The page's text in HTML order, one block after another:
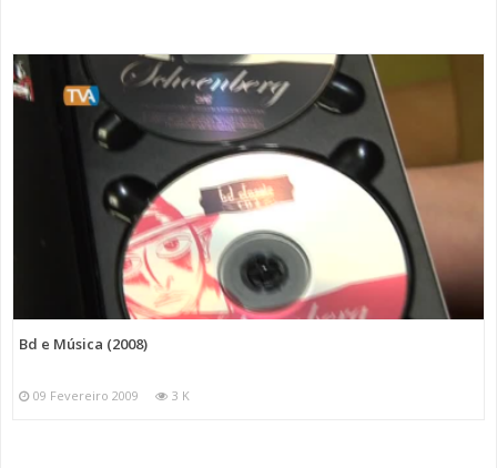
Bd e Música (2008)
09 Fevereiro 2009 3 K